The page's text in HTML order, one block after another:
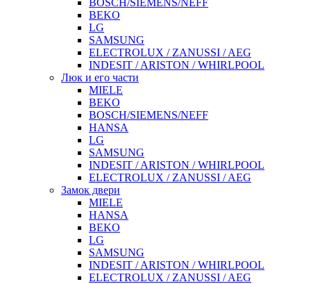
BOSCH/SIEMENS/NEFF
BEKO
LG
SAMSUNG
ELECTROLUX / ZANUSSI / AEG
INDESIT / ARISTON / WHIRLPOOL
Люк и его части
MIELE
BEKO
BOSCH/SIEMENS/NEFF
HANSA
LG
SAMSUNG
INDESIT / ARISTON / WHIRLPOOL
ELECTROLUX / ZANUSSI / AEG
Замок двери
MIELE
HANSA
BEKO
LG
SAMSUNG
INDESIT / ARISTON / WHIRLPOOL
ELECTROLUX / ZANUSSI / AEG